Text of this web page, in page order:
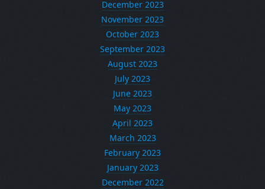
December 2023
November 2023
October 2023
September 2023
August 2023
July 2023
June 2023
May 2023
April 2023
March 2023
February 2023
January 2023
December 2022